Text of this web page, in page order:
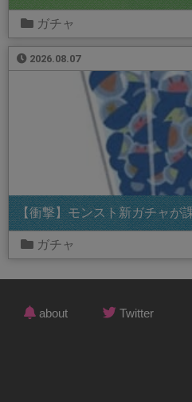
ガチャ
2026.08.07
【衝撃】モンスト新ガチャが
ガチャ
about Twitter